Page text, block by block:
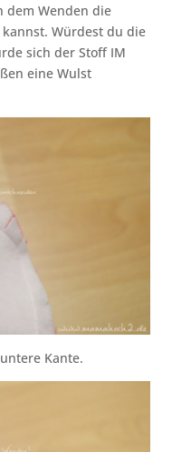
dem Wenden die
Würdest du die
sich der Stoff IM
eine Wulst
Kante.